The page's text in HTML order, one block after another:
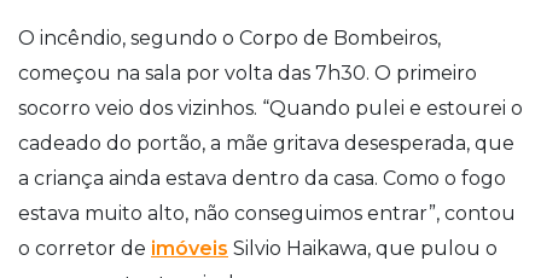
O incêndio, segundo o Corpo de Bombeiros,
começou na sala por volta das 7h30. O primeiro
socorro veio dos vizinhos. “Quando pulei e estourei o
cadeado do portão, a mãe gritava desesperada, que
a criança ainda estava dentro da casa. Como o fogo
estava muito alto, não conseguimos entrar”, contou
o corretor de imóveis Silvio Haikawa, que pulou o